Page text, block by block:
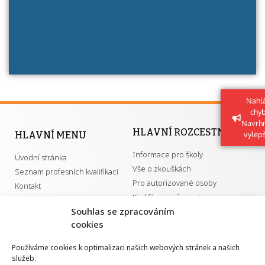
Souhlas se zpracováním
cookies
Používáme cookies k optimalizaci našich webových stránek a našich
služeb.
HLAVNÍ MENU
Úvodní stránka
Seznam profesních kvalifikací
Kontakt
HLAVNÍ ROZCESTNÍK
Informace pro školy
Vše o zkouškách
Pro autorizované osoby
Kvalifikace a živnosti
GDPR